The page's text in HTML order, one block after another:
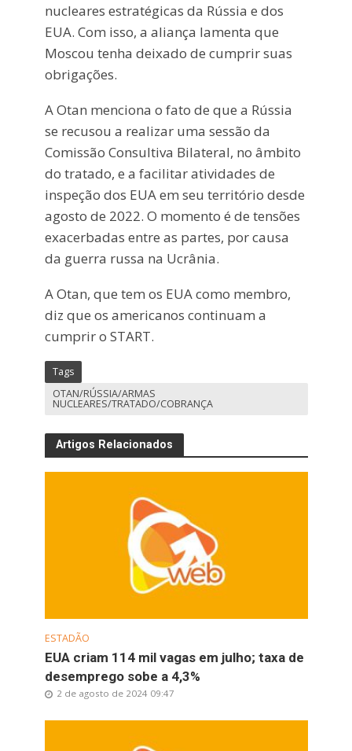
nucleares estratégicas da Rússia e dos
EUA. Com isso, a aliança lamenta que
Moscou tenha deixado de cumprir suas
obrigações.
A Otan menciona o fato de que a Rússia
se recusou a realizar uma sessão da
Comissão Consultiva Bilateral, no âmbito
do tratado, e a facilitar atividades de
inspeção dos EUA em seu território desde
agosto de 2022. O momento é de tensões
exacerbadas entre as partes, por causa
da guerra russa na Ucrânia.
A Otan, que tem os EUA como membro,
diz que os americanos continuam a
cumprir o START.
Tags
OTAN/RÚSSIA/ARMAS
NUCLEARES/TRATADO/COBRANÇA
Artigos Relacionados
ESTADÃO
EUA criam 114 mil vagas em julho; taxa de
desemprego sobe a 4,3%
2 de agosto de 2024 09:47